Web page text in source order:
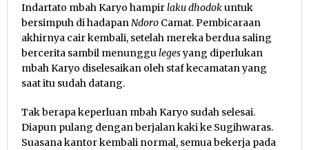
Indartato mbah Karyo hampirlaku dhodokuntuk
bersimpuh di hadapanNdoro Camat. Pembicaraan
akhirnya cair kembali, setelah mereka berdua saling
bercerita sambil menunggulegesyang diperlukan
mbah Karyo diselesaikan oleh staf kecamatan yang
saat itu sudah datang.
Tak berapa keperluan mbah Karyo sudah selesai.
Diapun pulang dengan berjalan kaki ke Sugihwaras.
Suasana kantor kembali normal, semua bekerja pada